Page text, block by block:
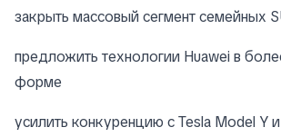
закрыть массовый сегмент семейных
предложить технологии Huawei в
форме
усилить конкуренцию с Tesla Model Y